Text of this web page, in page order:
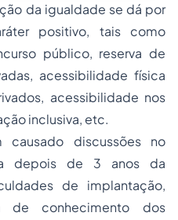
da igualdade se dá por
positivo, tais como
público, reserva de
acessibilidade física
acessibilidade nos
inclusiva, etc.
discussões no
depois de 3 anos da
de implantação,
de conhecimento dos